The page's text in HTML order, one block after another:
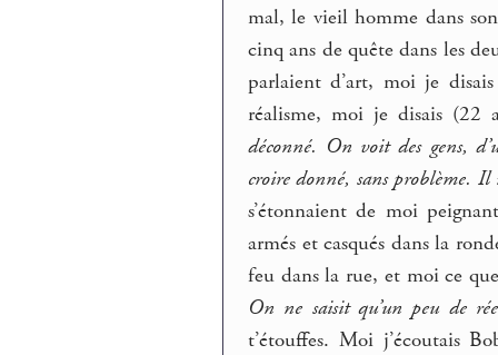
mal, le vieil homme dans
cinq ans de quête dans les
parlaient d’art, moi je
réalisme, moi je disais
déconné. On voit des gens,
croire donné, sans problème. Il
s’étonnaient de moi
armés et casqués dans la
feu dans la rue, et moi ce
On ne saisit qu’un peu de
t’étouffes. Moi j’écoutais